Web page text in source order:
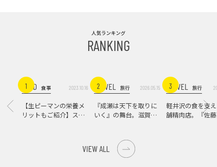
人気ランキング
RANKING
1FOOD 食事 2023.10.16
【生ピーマンの栄養メ
リットもご紹介】スパ
2
TRAVEL 旅行 2026.05.15
『成瀬は天下を取りに
いく』の舞台。滋賀県
3
TRAVEL 旅行
軽井沢の食を支
舗精肉店。『佐
VIEW ALL